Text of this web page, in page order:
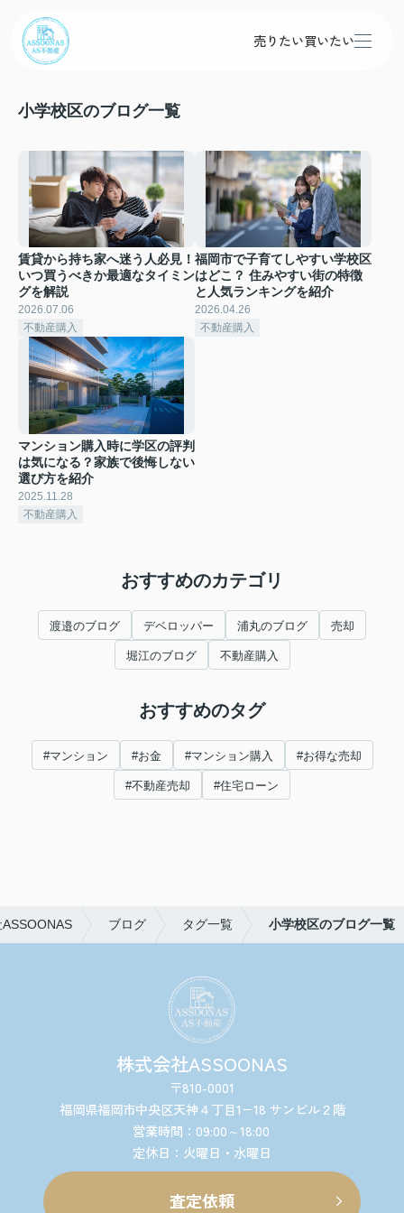
売りたい買いたい
小学校区のブログ一覧
賃貸から持ち家へ迷う人必見！
いつ買うべきか最適なタイミン
グを解説
2026.07.06
不動産購入
福岡市で子育てしやすい学校区
はどこ？ 住みやすい街の特徴
と人気ランキングを紹介
2026.04.26
不動産購入
マンション購入時に学区の評判
は気になる？家族で後悔しない
選び方を紹介
2025.11.28
不動産購入
おすすめのカテゴリ
渡邉のブログ デベロッパー 浦丸のブログ 売却
堀江のブログ 不動産購入
おすすめのタグ
#マンション #お金 #マンション購入 #お得な売却
#不動産売却 #住宅ローン
ブログ タグ一覧 小学校区のブログ一覧
株式会社ASSOONAS
〒810-0001
福岡県福岡市中央区天神４丁目1−18 サンビル２階
営業時間：09:00～18:00
定休日：火曜日・水曜日
査定依頼